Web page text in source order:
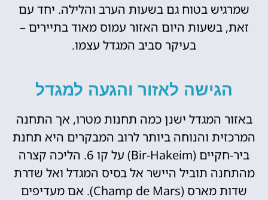
שמרגיש בטוח גם בשעות הערב והלילה. יחד עם
זאת, בשעות היום האזור עמוס מאוד בתיירים –
בעיקר סביב המגדל עצמו.
הגישה לאזור והגעה למגדל
באזור המגדל ישנן כמה תחנות מטרו, אך התחנה
המרכזית והנוחה ביותר לרוב המבקרים היא תחנת
ביר-חקיים (Bir-Hakeim) על קו 6. הליכה קצרה
מהתחנה תוביל היישר אל בסיס המגדל ואל שדרת
שדות מארס (Champ de Mars). אם מעדיפים